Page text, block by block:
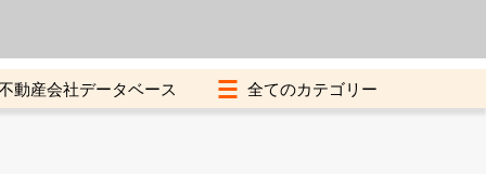
動産会社データベース